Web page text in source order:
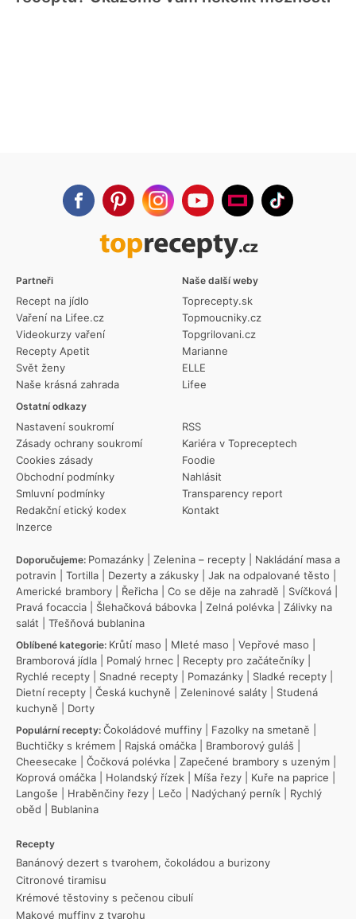
Partneři
Recept na jídlo
Vaření na Lifee.cz
Videokurzy vaření
Recepty Apetit
Svět ženy
Naše krásná zahrada
Ostatní odkazy
Nastavení soukromí
Zásady ochrany soukromí
Cookies zásady
Obchodní podmínky
Smluvní podmínky
Redakční etický kodex
Inzerce
RSS
Kariéra v Topreceptech
Foodie
Nahlásit
Transparency report
Kontakt
Naše další weby
Toprecepty.sk
Topmoucniky.cz
Topgrilovani.cz
Marianne
ELLE
Lifee
Doporučujeme: Pomazánky Zelenina – recepty
Nakládání masa a
potravin
Tortilla Dezerty a zákusky Jak na odpalované těsto
Americké brambory
Řeřicha Co se děje na zahradě Svíčková
Pravá focaccia
Šlehačková bábovka Zelná polévka
Zálivky na
salát
Třešňová bublanina
Oblíbené kategorie: Krůtí maso Mleté maso Vepřové maso
Bramborová jídla
Pomalý hrnec Recepty pro začátečníky
Rychlé recepty
Snadné recepty Pomazánky Sladké recepty
Dietní recepty
Česká kuchyně Zeleninové saláty
Studená
kuchyně
Dorty
Populární recepty: Čokoládové muffiny Fazolky na smetaně
Buchtičky s krémem
Rajská omáčka Bramborový guláš
Cheesecake
Čočková polévka Zapečené brambory s uzeným
Koprová omáčka
Holandský řízek Míša řezy Kuře na paprice
Langoše
Hraběnčiny řezy Lečo Nadýchaný perník
Rychlý
oběd
Bublanina
Recepty
Banánový dezert s tvarohem, čokoládou a burizony
Citronové tiramisu
Krémové těstoviny s pečenou cibulí
Makové muffiny z tvarohu